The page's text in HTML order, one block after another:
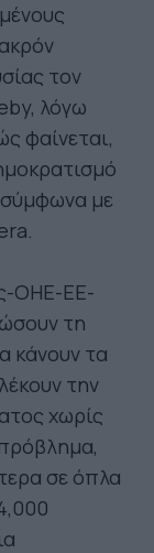
τον
λόγω
φαίνεται,
σύμφωνα με
ΟΗΕ-ΕΕ-
τη
κάνουν τα
την
χωρίς
σε όπλα